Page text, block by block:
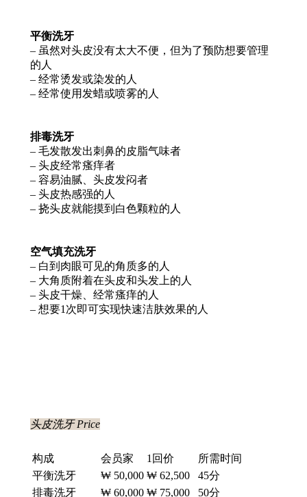
平衡洗牙
– 虽然对头皮没有太大不便，但为了预防想要管理
的人
– 经常烫发或染发的人
– 经常使用发蜡或喷雾的人
排毒洗牙
– 毛发散发出刺鼻的皮脂气味者
– 头皮经常瘙痒者
– 容易油腻、头皮发闷者
– 头皮热感强的人
– 挠头皮就能摸到白色颗粒的人
空气填充洗牙
– 白到肉眼可见的角质多的人
– 大角质附着在头皮和头发上的人
– 头皮干燥、经常瘙痒的人
– 想要1次即可实现快速洁肤效果的人
头皮洗牙 Price
构成 会员家 1回价
所需时间
平衡洗牙
₩ 50,000 ₩ 62,500
45分
排毒洗牙
₩ 60,000 ₩ 75,000
50分